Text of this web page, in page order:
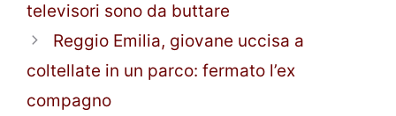
televisori sono da buttare
Reggio Emilia, giovane uccisa a
coltellate in un parco: fermato l’ex
compagno